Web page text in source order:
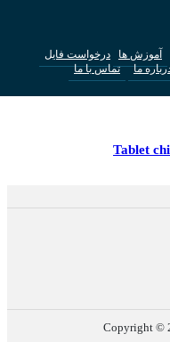
آموزش ها
درخواست فایل
ما تماس با ما
Copyright ©